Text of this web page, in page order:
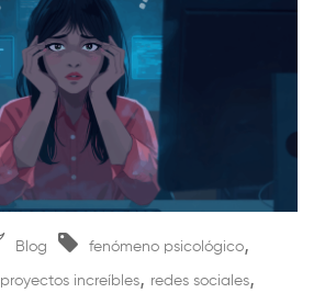
Blog fenómeno psicológico,
proyectos increíbles, redes sociales,